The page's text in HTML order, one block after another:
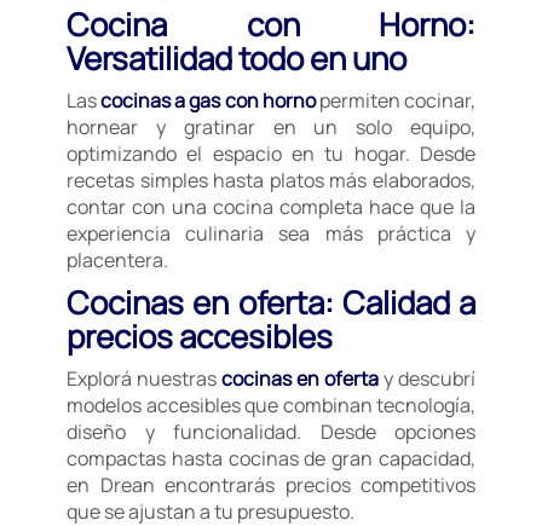
Cocina con Horno:
Versatilidad todo en uno
Lascocinas a gas con hornopermiten cocinar,
hornear y gratinar en un solo equipo,
optimizando el espacio en tu hogar. Desde
recetas simples hasta platos más elaborados,
contar con una cocina completa hace que la
experiencia culinaria sea más práctica y
placentera.
Cocinas en oferta: Calidad a
precios accesibles
Explorá nuestrascocinas en ofertay descubrí
modelos accesibles que combinan tecnología,
diseño y funcionalidad. Desde opciones
compactas hasta cocinas de gran capacidad,
en Drean encontrarás precios competitivos
que se ajustan a tu presupuesto.